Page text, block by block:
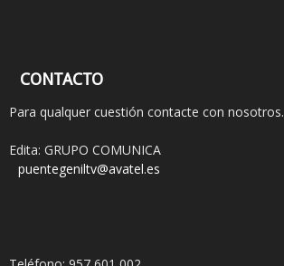
CONTACTO
Para qualquer cuestión contacte con nosotros.
Edita: GRUPO COMUNICA
puentegeniltv@avatel.es